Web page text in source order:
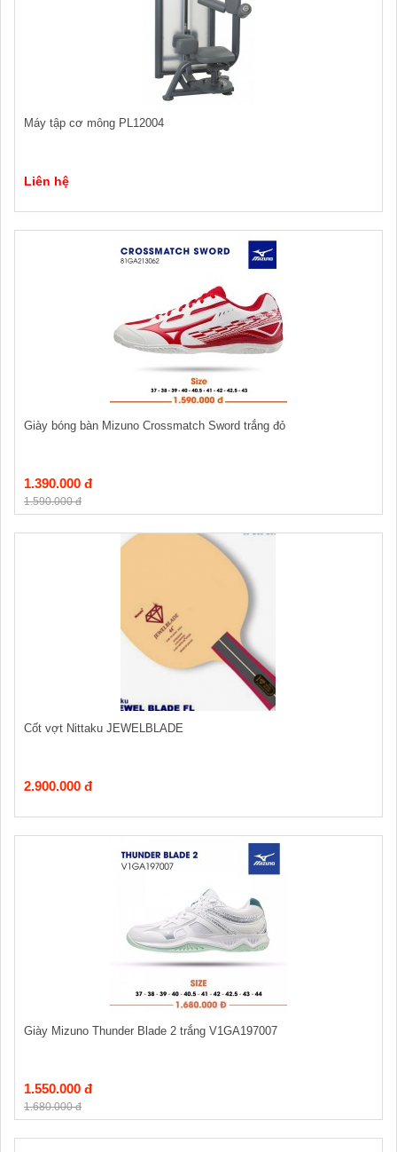
Máy tập cơ mông PL12004
Liên hệ
Giày bóng bàn Mizuno Crossmatch Sword trắng đỏ
1.390.000 đ
1.590.000 đ
Cốt vợt Nittaku JEWELBLADE
2.900.000 đ
Giày Mizuno Thunder Blade 2 trắng V1GA197007
1.550.000 đ
1.680.000 đ